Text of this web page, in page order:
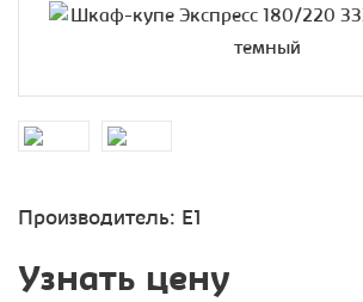
Производитель: E1
Узнать цену